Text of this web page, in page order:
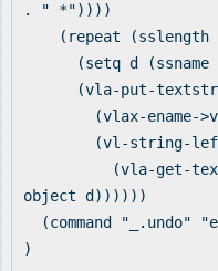
. " *"))))
(repeat (sslength
(setq d (ssname
(vla-put-
(vlax-ename-
(vl-string-
(vla-get-
object d))))))
(command "_.undo"
)